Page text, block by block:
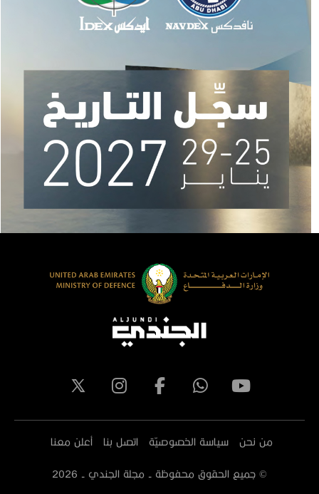
من نحن سياسة الخصوصيّة اتصل بنا أعلن معنا
© جميع الحقوق محفوظة - مجلة الجندي - 2026